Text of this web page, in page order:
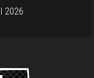
2026